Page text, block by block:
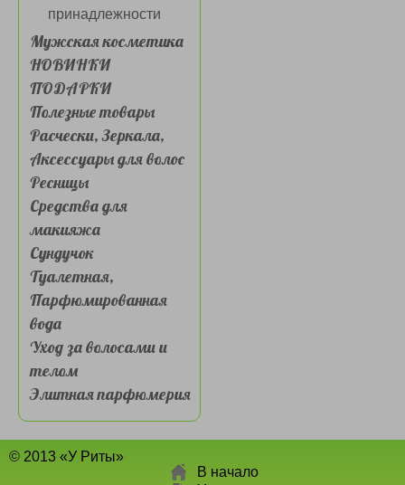
принадлежности
Мужская косметика
НОВИНКИ
ПОДАРКИ
Полезные товары
Расчески, Зеркала,
Аксессуары для волос
Ресницы
Средства для
макияжа
Сундучок
Туалетная,
Парфюмированная
вода
Уход за волосами и
телом
Элитная парфюмерия
© 2013 «У Риты»
В начало